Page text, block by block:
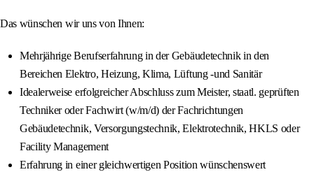
Das wünschen wir uns von Ihnen:
Mehrjährige Berufserfahrung in der Gebäudetechnik in den
Bereichen Elektro, Heizung, Klima, Lüftung -und Sanitär
Idealerweise erfolgreicher Abschluss zum Meister, staatl. geprüften
Techniker oder Fachwirt (w/m/d) der Fachrichtungen
Gebäudetechnik, Versorgungstechnik, Elektrotechnik, HKLS oder
Facility Management
Erfahrung in einer gleichwertigen Position wünschenswert